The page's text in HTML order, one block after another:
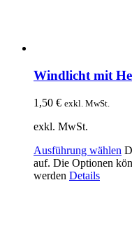
Windlicht mit
1,50 € exkl. MwSt.
exkl. MwSt.
Ausführung wählen
auf. Die Optionen
werden Details